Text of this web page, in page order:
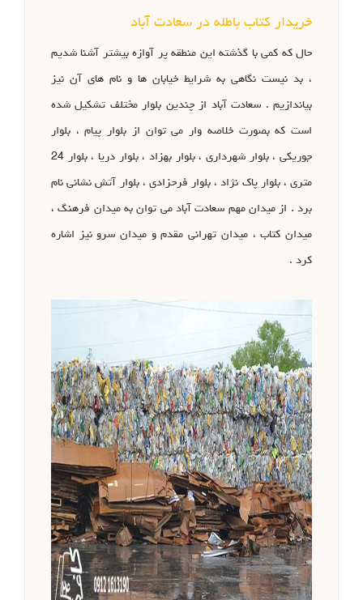
خریدار کتاب باطله در سعادت آباد
حال که کمی با گذشته این منطقه پر آوازه بیشتر آشنا شدیم
، بد نیست نگاهی به شرایط خیابان ها و نام های آن نیز
بیاندازیم . سعادت آباد از چندین بلوار مختلف تشکیل شده
است که بصورت خلاصه وار می توان از بلوار پیام ، بلوار
جوریکی ، بلوار شهرداری ، بلوار بهزاد ، بلوار دریا ، بلوار 24
متری ، بلوار پاک نژاد ، بلوار فرحزادی ، بلوار آتش نشانی نام
برد . از میدان مهم سعادت آباد می توان به میدان فرهنگ ،
میدان کتاب ، میدان تهرانی مقدم و میدان سرو نیز اشاره
کرد .